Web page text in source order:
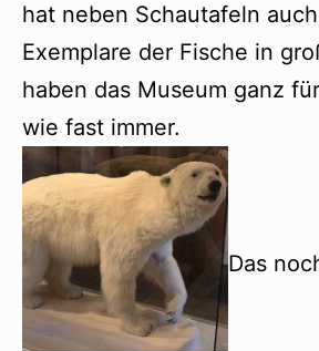
hat neben Schautafeln
Exemplare der Fische in
haben das Museum ganz
wie fast immer.
Das